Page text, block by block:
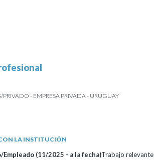
PRIVADO - EMPRESA PRIVADA - URUGUAY
LA INSTITUCIÓN
Empleado (11/2025 - a la fecha)Trabajo relevante